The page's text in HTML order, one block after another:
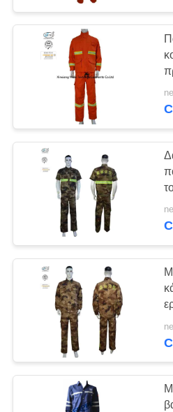
ΓΎΡΟΣ
ΕΡΓΟΣΤΑΣΊΩΝ
ΠΟΙΟΤΙΚΌΣ
ΈΛΕΓΧΟΣ
ΜΑΣ
ΕΛΆΤΕ
ΕΠΑΦΉ
ΜΕ
ΖΗΤΉΣΤΕ
ΑΠΌΣΠΑΣΜΑ
SITEMAP
Ελαφριές
FR
φόρμες FR
Φλόγα -